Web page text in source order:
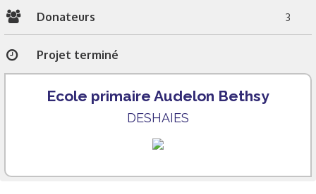
Donateurs 3
Projet terminé
Ecole primaire Audelon Bethsy
DESHAIES